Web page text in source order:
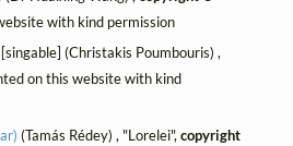
with kind permission
[singable] (Christakis Poumbouris) ,
on this website with kind
(Tamás Rédey) , "Lorelei",copyright